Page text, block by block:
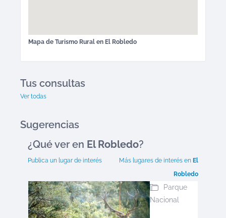
Mapa de Turismo Rural en El Robledo
Tus consultas
Ver todas
Sugerencias
¿Qué ver en El Robledo?
Publica un lugar de interés Más lugares de interés en El
Robledo
Parque
Nacional